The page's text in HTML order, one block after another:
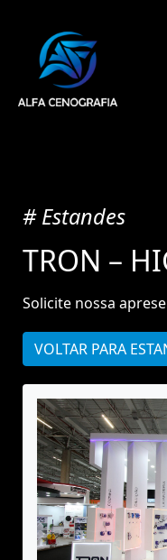
# Estandes
TRON –
Solicite nossa
VOLTAR PARA